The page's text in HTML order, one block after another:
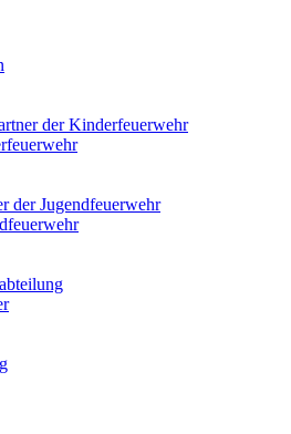
der Kinderfeuerwehr
der Jugendfeuerwehr